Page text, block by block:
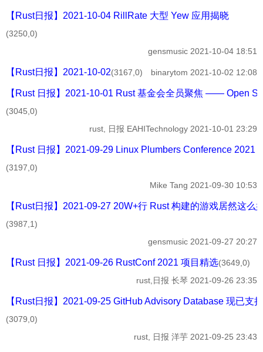
【Rust日报】2021-10-04 RillRate 大型 Yew 应用揭晓
(3250,0)
gensmusic 2021-10-04 18:51
【Rust日报】2021-10-02(3167,0) binarytom 2021-10-02 12:08
【Rust 日报】2021-10-01 Rust 基金会全员聚焦 —— Open
(3045,0)
rust, 日报 EAHITechnology 2021-10-01 23:29
【Rust 日报】2021-09-29 Linux Plumbers Conference 2021
(3197,0)
Mike Tang 2021-09-30 10:53
【Rust日报】2021-09-27 20W+行 Rust 构建的游戏居然这么
(3987,1)
gensmusic 2021-09-27 20:27
【Rust 日报】2021-09-26 RustConf 2021 项目精选(3649,0)
rust,日报 长琴 2021-09-26 23:35
【Rust日报】2021-09-25 GitHub Advisory Database 现已支
(3079,0)
rust, 日报 洋芋 2021-09-25 23:43